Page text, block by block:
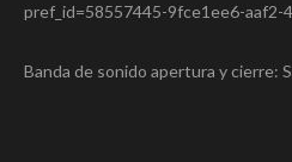
pref_id=58557445-9fce1ee6-
Banda de sonido apertura y cierre: